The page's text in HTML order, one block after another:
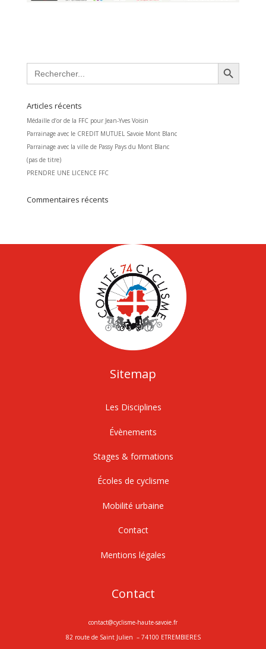
Search Search Button
Articles récents
Médaille d’or de la FFC pour Jean-Yves Voisin
Parrainage avec le CREDIT MUTUEL Savoie Mont Blanc
Parrainage avec la ville de Passy Pays du Mont Blanc
(pas de titre)
PRENDRE UNE LICENCE FFC
Commentaires récents
Sitemap
Les Disciplines
Évènements
Stages & formations
Écoles de cyclisme
Mobilité urbaine
Contact
Mentions légales
Contact
contact@cyclisme-haute-savoie.fr
82 route de Saint Julien – 74100 ETREMBIERES